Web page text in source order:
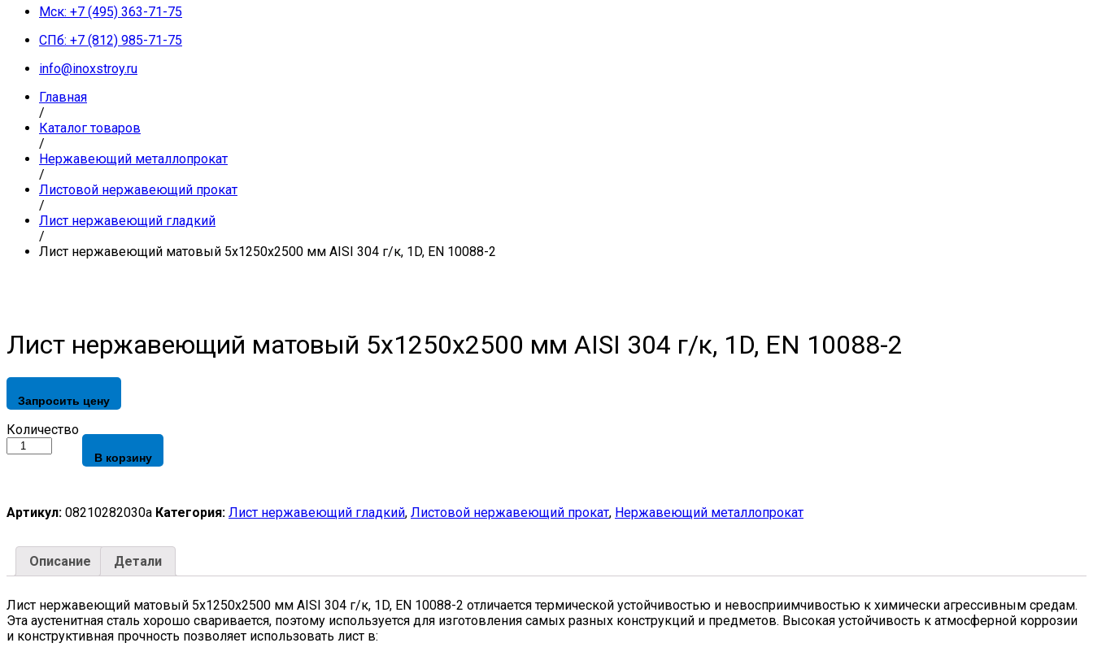
Мск: +7 (495) 363-71-75
СПб: +7 (812) 985-71-75
info@inoxstroy.ru
Главная
/
Каталог товаров
/
Нержавеющий металлопрокат
/
Листовой нержавеющий прокат
/
Лист нержавеющий гладкий
/
Лист нержавеющий матовый 5х1250х2500 мм AISI 304 г/к, 1D, EN 10088-2
Лист нержавеющий матовый 5х1250х2500 мм AISI 304 г/к, 1D, EN 10088-2
Запросить цену
Лист
нержавеющий
AISI
304
10088-
2
quantity
Количество
В корзину
Артикул: 08210282030a Категория: Лист нержавеющий гладкий, Листовой нержавеющий прокат, Нержавеющий металлопрокат
Описание Детали
Лист нержавеющий матовый 5х1250х2500 мм AISI 304 г/к, 1D, EN 10088-2 отличается термической устойчивостью и невосприимчивостью к химически агрессивным средам.
Эта аустенитная сталь хорошо сваривается, поэтому используется для изготовления самых разных конструкций и предметов. Высокая устойчивость к атмосферной коррозии
и конструктивная прочность позволяет использовать лист в: